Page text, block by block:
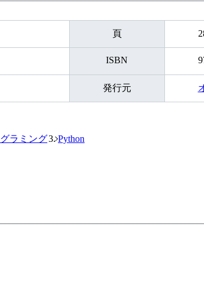
頁
ISBN
発行元
ラミング Python